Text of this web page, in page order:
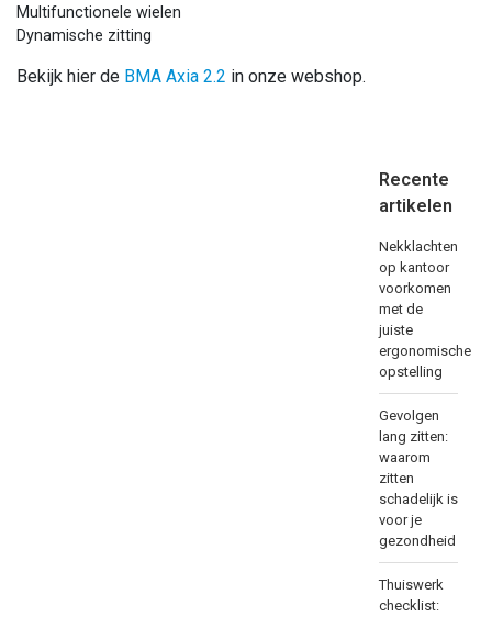
Multifunctionele wielen
Dynamische zitting
Bekijk hier de BMA Axia 2.2 in onze webshop.
Recente
artikelen
Nekklachten
op kantoor
voorkomen
met de
juiste
ergonomische
opstelling
Gevolgen
lang zitten:
waarom
zitten
schadelijk is
voor je
gezondheid
Thuiswerk
checklist: